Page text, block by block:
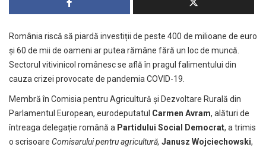
România riscă să piardă investiții de peste 400 de milioane de euro
și 60 de mii de oameni ar putea rămâne fără un loc de muncă.
Sectorul vitivinicol românesc se află în pragul falimentului din
cauza crizei provocate de pandemia COVID-19.
Membră în Comisia pentru Agricultură și Dezvoltare Rurală din
Parlamentul European, eurodeputatul Carmen Avram, alături de
întreaga delegație română a Partidului Social Democrat, a trimis
o scrisoare Comisarului pentru agricultură, Janusz Wojciechowski,